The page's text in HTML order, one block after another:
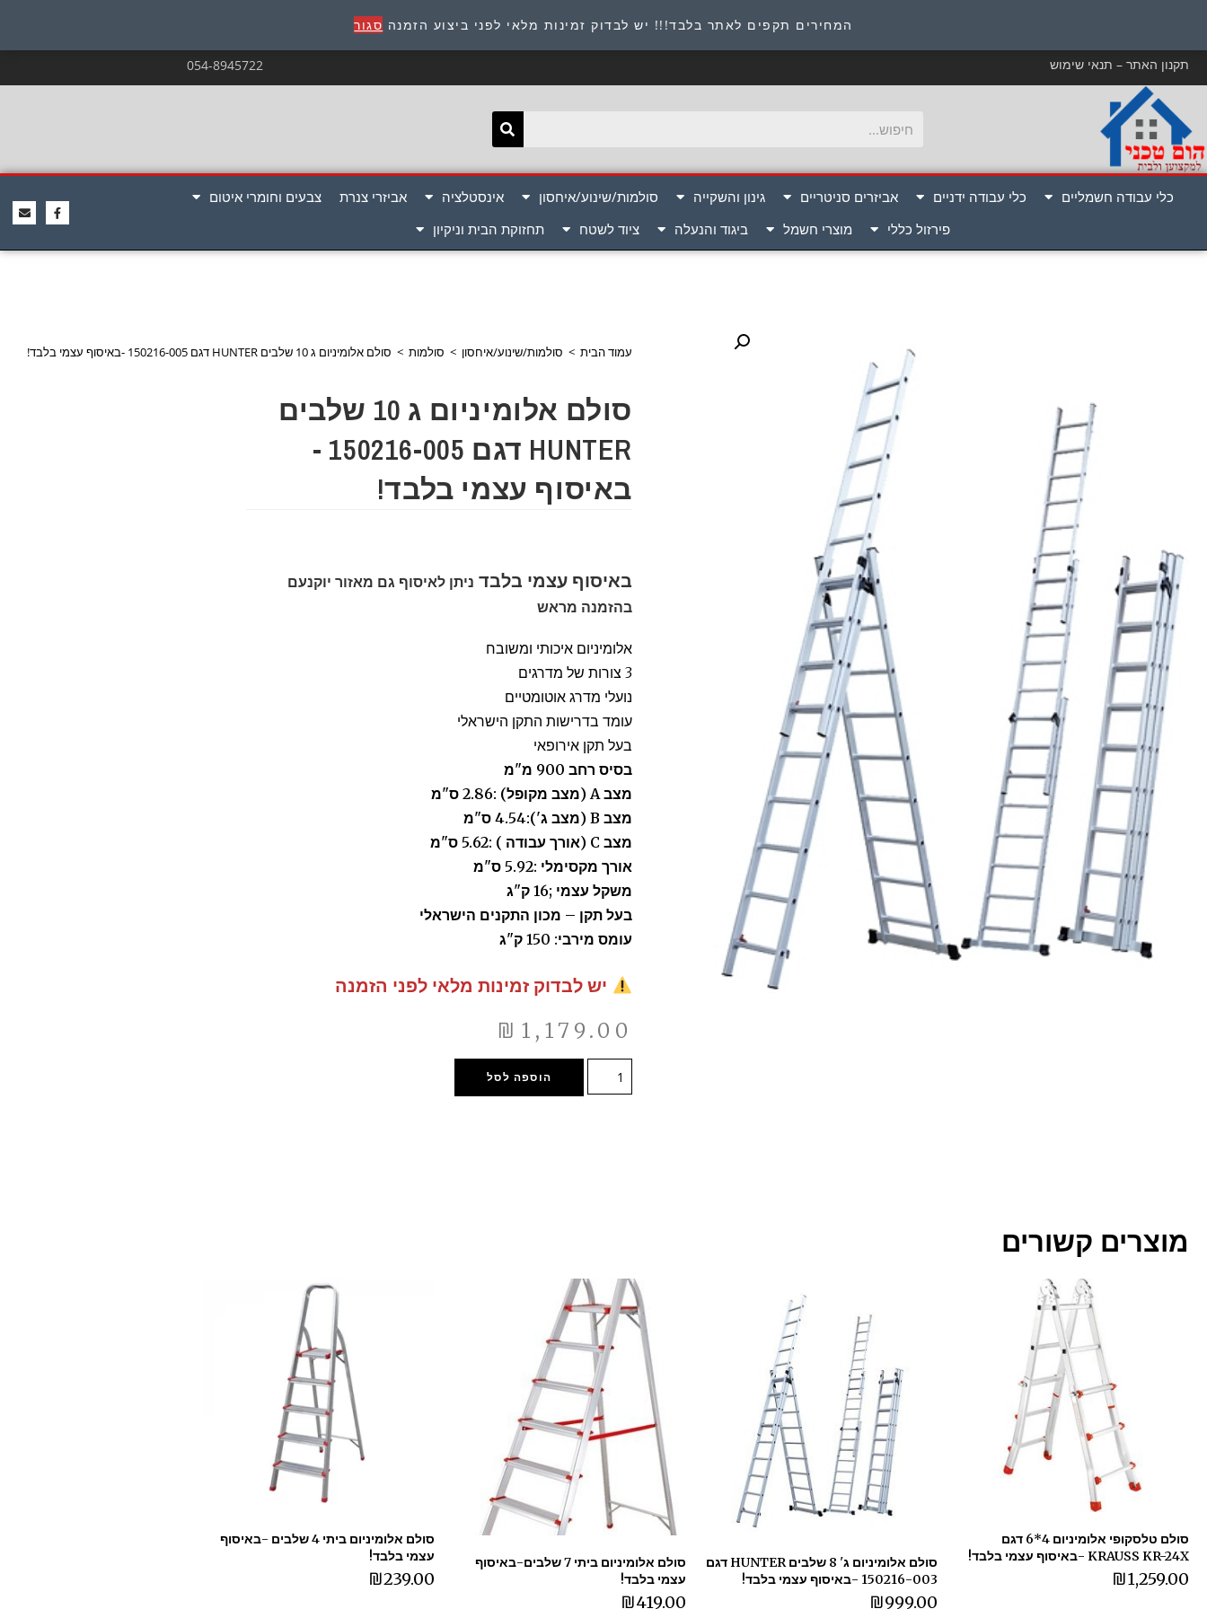
המחירים תקפים לאתר בלבד!!! יש לבדוק זמינות מלאי לפני ביצוע הזמנה סגור כתובת : היוזמים 9 אור יהודה שירות לקוחות 054-8945722
תקנון האתר – תנאי שימוש 054-8945722
כלי עבודה חשמליים כלי עבודה ידניים אביזרים סניטריים גינון והשקייה סולמות/שינוע/איחסון אינסטלציה אביזרי צנרת
צבעים וחומרי איטום
פירזול כללי
מוצרי חשמל ביגוד והנעלה ציוד לשטח תחזוקת הבית וניקיון
עמוד הבית > סולמות/שינוע/איחסון > סולמות > סולם אלומיניום ג 10 שלבים HUNTER דגם 150216-005 -באיסוף עצמי בלבד!
סולם אלומיניום ג 10 שלבים
HUNTER דגם 150216-005 -
באיסוף עצמי בלבד!
באיסוף עצמי בלבד ניתן לאיסוף גם מאזור יוקנעם
בהזמנה מראש
אלומיניום איכותי ומשובח
3 צורות של מדרגים
נועלי מדרג אוטומטיים
עומד בדרישות התקן הישראלי
בעל תקן אירופאי
בסיס רחב 900 מ"מ
מצב A (מצב מקופל) :2.86
ס"מ
מצב B (מצב ג'):4.54 ס"מ
מצב C (אורך עבודה ) :5.62 ס"מ
אורך מקסימלי :5.92 ס"מ
משקל עצמי ;16 ק"ג
בעל תקן – מכון התקנים הישראלי
עומס מירבי: 150 ק"ג
יש לבדוק זמינות מלאי לפני הזמנה
₪ 1,179.00
הוספה לסל
מוצרים קשורים
סולם טלסקופי אלומיניום 4*6 דגם
KRAUSS KR-24X -באיסוף עצמי בלבד!
₪1,259.00
סולם אלומיניום ג' 8 שלבים HUNTER דגם
150216-003 -באיסוף עצמי בלבד!
₪999.00
סולם אלומיניום ביתי 7 שלבים-באיסוף
עצמי בלבד!
₪419.00
סולם אלומיניום ביתי 4 שלבים -באיסוף
עצמי בלבד!
₪239.00